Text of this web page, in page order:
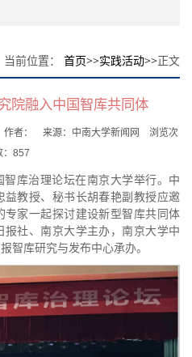
当前位置： 首页>>实践活动>>正文
院融入中国智库共同体
者： 来源：中南大学新闻网 浏览次
857
智库治理论坛在南京大学举行。中
教授、秘书长胡春艳副教授应邀
专家一起探讨建设新型智库共同体
社、南京大学主办，南京大学中
智库研究与发布中心承办。